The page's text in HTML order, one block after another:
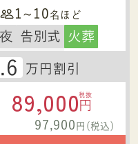
1~10 名ほど
告別式 火葬
万円割引
89,000税抜
円
97,900 円(税込)